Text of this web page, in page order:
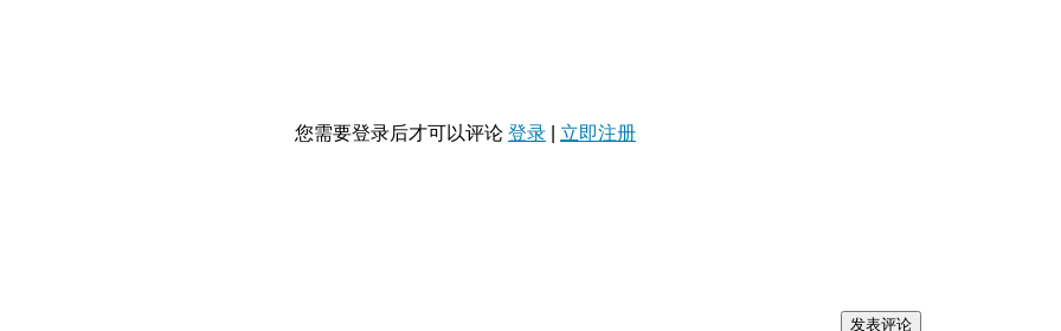
您需要登录后才可以评论 登录 立即注册
发表评论